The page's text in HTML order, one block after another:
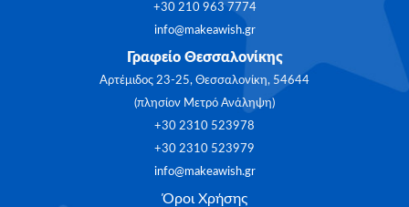
+30 210 963 7774
info@makeawish.gr
Γραφείο Θεσσαλονίκης
Αρτέμιδος 23-25, Θεσσαλονίκη, 54644
(πλησίον Μετρό Ανάληψη)
+30 2310 523978
+30 2310 523979
info@makeawish.gr
Όροι Χρήσης